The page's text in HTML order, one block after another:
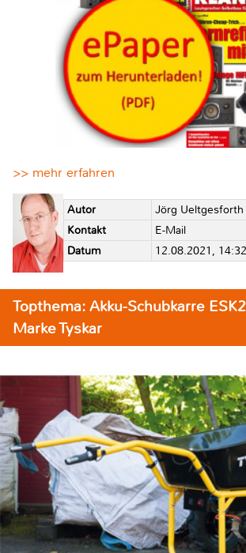
>> mehr erfahren
Autor
Jörg Ueltgesforth
Kontakt
E-Mail
Datum
12.08.2021,
Topthema: Akku-Schubkarre
Marke Tyskar